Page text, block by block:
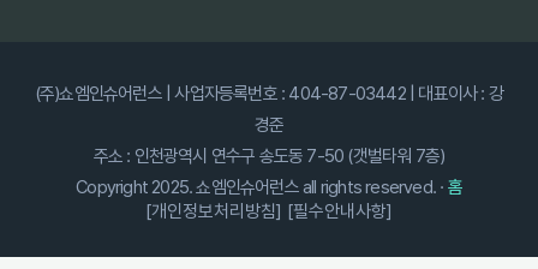
(주)쇼엠인슈어런스 | 사업자등록번호 : 404-87-03442 | 대표이사 : 강
경준
주소 : 인천광역시 연수구 송도동 7-50 (갯벌타워 7층)
Copyright 2025. 쇼엠인슈어런스 all rights reserved. · 홈
[개인정보처리방침] [필수안내사항]